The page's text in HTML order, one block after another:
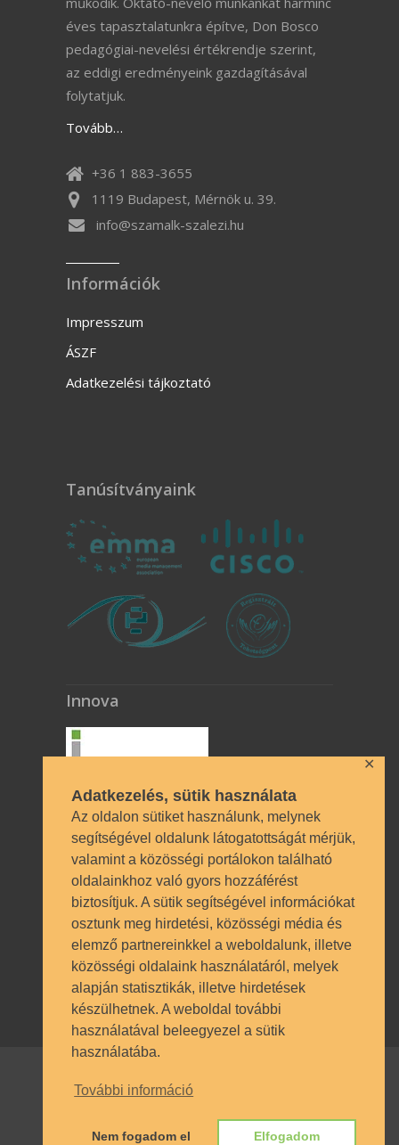
Adatkezelés, sütik használata
Az oldalon sütiket használunk, melynek
segítségével oldalunk látogatottságát mérjük,
valamint a közösségi portálokon található
oldalainkhoz való gyors hozzáférést
biztosítjuk. A sütik segítségével információkat
osztunk meg hirdetési, közösségi média és
elemző partnereinkkel a weboldalunk, illetve
közösségi oldalaink használatáról, melyek
alapján statisztikák, illetve hirdetések
készülhetnek. A weboldal további
használatával beleegyezel a sütik
használatába.
További információ
Nem fogadom el Elfogadom
✕
Szalézi Intézmény Fenntartó iskolájaként
működik. Oktató-nevelő munkánkat harminc
éves tapasztalatunkra építve, Don Bosco
pedagógiai-nevelési értékrendje szerint,
az eddigi eredményeink gazdagításával
folytatjuk.
+36 1 883-3655
1119 Budapest, Mérnök u. 39.
Információk
Impresszum
ÁSZF
Tanúsítványaink
Innova
Technikai azonosítók
OM azonosító 035490 | Működési
engedély BP/1009/03987/2023.
Nyilvántartásba vételi szám TSzI034
© SZÁMALK-Szalézi Technikum és